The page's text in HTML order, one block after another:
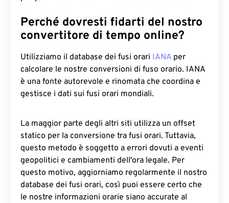
Perché dovresti fidarti del nostro
convertitore di tempo online?
Utilizziamo il database dei fusi orari IANA per
calcolare le nostre conversioni di fuso orario. IANA
è una fonte autorevole e rinomata che coordina e
gestisce i dati sui fusi orari mondiali.
La maggior parte degli altri siti utilizza un offset
statico per la conversione tra fusi orari. Tuttavia,
questo metodo è soggetto a errori dovuti a eventi
geopolitici e cambiamenti dell'ora legale. Per
questo motivo, aggiorniamo regolarmente il nostro
database dei fusi orari, così puoi essere certo che
le nostre informazioni orarie siano accurate al